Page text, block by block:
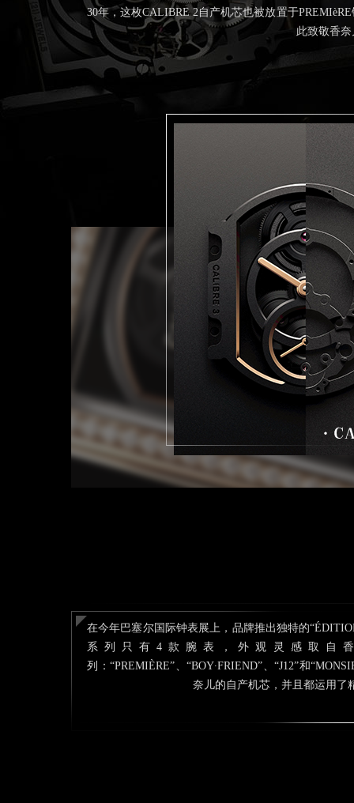
30年，这枚CALIBRE 2自产机芯也被放置于
此致敬香
在今年巴塞尔国际钟表展上，品牌推出独特的
系列只有4款腕表，外观灵感取自
列：“PREMIÈRE”、“BOY∙FRIEND”、“J12”和
奈儿的自产机芯，并且都运用了